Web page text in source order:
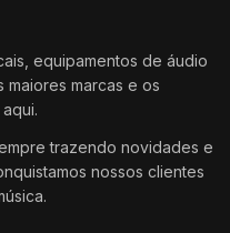
equipamentos de áudio
maiores marcas e os
trazendo novidades e
nossos clientes